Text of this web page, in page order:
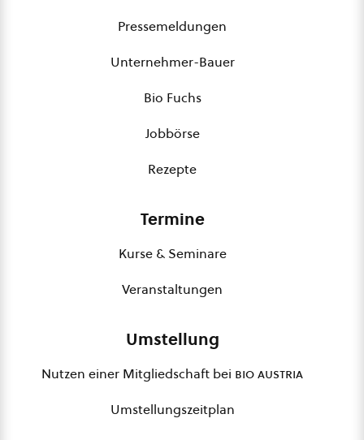
Pressemeldungen
Unternehmer-Bauer
Bio Fuchs
Jobbörse
Rezepte
Termine
Kurse & Seminare
Veranstaltungen
Umstellung
Nutzen einer Mitgliedschaft bei bio austria
Umstellungszeitplan